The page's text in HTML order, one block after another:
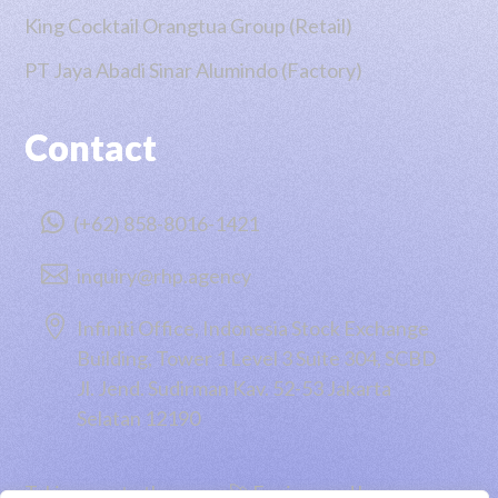
King Cocktail Orangtua Group (Retail)
PT Jaya Abadi Sinar Alumindo (Factory)
Contact
 (+62) 858-8016-1421
 inquiry@rhp.agency
 Infiniti Office, Indonesia Stock Exchange
Building, Tower 1 Level 3 Suite 304, SCBD
Jl. Jend. Sudirman Kav. 52-53 Jakarta
Selatan 12190
Taking you to the moon 🚀 Engineered by